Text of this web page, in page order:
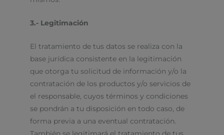
3.- Legitimación
El tratamiento de tus datos se realiza con la
base jurídica consistente en la legitimación
que otorga tu solicitud de información y/o la
contratación de los productos y/o servicios de
el responsable, cuyos términos y condiciones
se pondrán a tu disposición en todo caso, de
forma previa a una eventual contratación.